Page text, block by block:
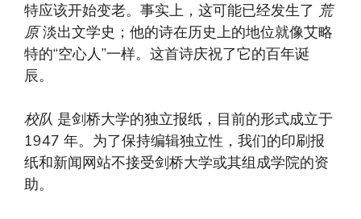
特应该开始变老。事实上，这可能已经发生了 荒
原淡出文学史；他的诗在历史上的地位就像艾略
特的“空心人”一样。这首诗庆祝了它的百年诞
辰。
校队 是剑桥大学的独立报纸，目前的形式成立于
1947 年。为了保持编辑独立性，我们的印刷报
纸和新闻网站不接受剑桥大学或其组成学院的资
助。